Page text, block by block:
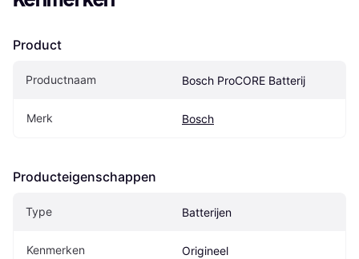
Product
Productnaam Bosch ProCORE Batterij
Merk Bosch
Producteigenschappen
Type Batterijen
Kenmerken Origineel